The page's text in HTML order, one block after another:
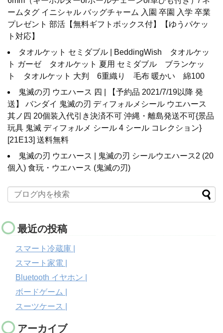
ームタグ イニシャル バッグチャーム 入園 卒園 入学 卒業
プレゼント 部活【無料ギフトボックス付】【ゆうパケッ
ト対応】
タオルケット セミダブル | BeddingWish タオルケッ
ト ガーゼ タオルケット 夏用 セミダブル ブランケッ
ト タオルケット 大判 6重織り 毛布 暖かい 綿100
鬼滅の刃 ウエハース 四 | 【予約品 2021/7/19以降 発
送】 バンダイ 鬼滅の刃 ディフォルメシール ウエハース
其ノ四 20個装入代引き決済不可 沖縄・離島発送不可{景品
玩具 鬼滅 ディフォルメ シール 4 シール コレクション}
[21E13] 送料無料
鬼滅の刃 ウエハース | 鬼滅の刃 シールウエハース2 (20
個入) 食玩・ウエハース (鬼滅の刃)
最近の投稿
スマート冷蔵庫 |
スマート家電 |
Bluetooth イヤホン |
ボードゲーム |
スーツケース |
アーカイブ